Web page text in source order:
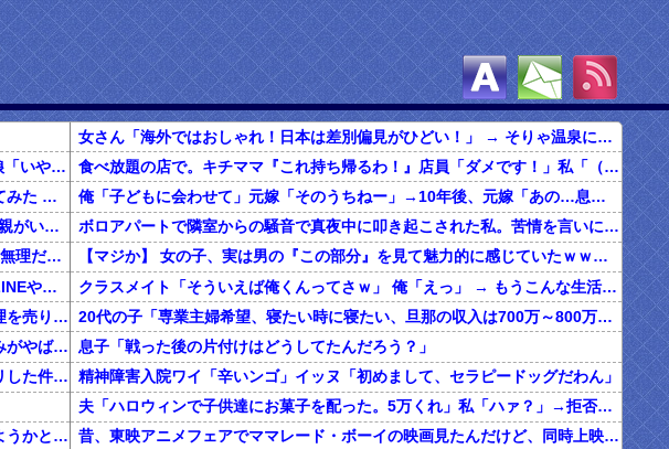
ほとんど初対面の父「大きくなったなぁー」 娘「優しい人だ」 → 娘「いやキッモ」
うちのネコが風邪を引いた。獣医の言うとおりに蒸しタオルを乗せてみた → 猫はこうなった…
2/2主人の連れ子に私ができる事。そう考えた時思いついたのは「母親がいなくても全て自分でできるようになるよう教えよう」。躾をしまくって成長したから主人と二人で暮らし始めたら…
春から小学生なんだけど、6畳のリビングに子供の勉強机置くのって無理だよね
私は上京してきて、１人暮らしが心細かった。夜な夜な色んな人とLINEや電話してたが、生活に慣れて電話を放置していたら・・・
一緒に旅行しようって予定を立ててる時、泊まり先は相手の「魚料理を売りにしてるこの旅館にしよう！」でほぼ即決→いざ現地で夕食の時間になってみると！？
彼女に「別れよう、もうやっていけない」と言われてまい、落ち込みがやばい←報告者がきもすぎたｗｗｗｗｗ
彼「クリスマスに店予約しといたよ」楽しみにしてたのに、ガッカリした件ｗｗｗｗｗ
還暦を過ぎた独身の姉から某田舎町のリゾートマンションを購入しようかと思うと相談された
女さん「海外ではおしゃれ！日本は差別偏見がひどい！」 → そりゃ温泉にも入れないし破談になるやろなぁ…
食べ放題の店で。キチママ『これ持ち帰るわ！』店員「ダメです！」私「（セコママだ！）」キチ『食べ放題だし持ち帰っても一緒よ！』 → すると突然...
俺「子どもに会わせて」元嫁「そのうちねー」→10年後、元嫁「あの…息子が…」
ボロアパートで隣室からの騒音で真夜中に叩き起こされた私。苦情を言いに行くと、DQNがビクビク震えながら一言ｗｗｗ
【マジか】 女の子、実は男の『この部分』を見て魅力的に感じていたｗｗｗｗｗｗｗｗ
クラスメイト「そういえば俺くんってさｗ」 俺「えっ」 → もうこんな生活嫌だ
20代の子「専業主婦希望、寝たい時に寝たい、旦那の収入は700万～800万ぐらい。友達とランチ、ヨガ、エステ」→結果…
息子「戦った後の片付けはどうしてたんだろう？」
精神障害入院ワイ「辛いンゴ」イッヌ「初めまして、セラピードッグだわん」
夫「ハロウィンで子供達にお菓子を配った。5万くれ」私「ハァ？」→拒否したら離婚しようと言われ...
昔、東映アニメフェアでママレード・ボーイの映画見たんだけど、同時上映がスラムダンクとドラゴンボールだったんだよな。